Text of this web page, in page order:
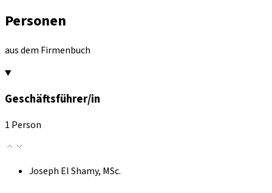
Personen
aus dem Firmenbuch
Geschäftsführer/in
1 Person
Joseph El Shamy, MSc.